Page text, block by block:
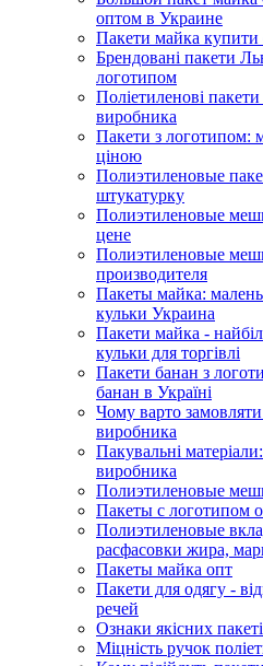
оптом в Украине
Пакети майка
Брендовані пакети
логотипом
Поліетиленові пакети
виробника
Пакети з логотипом:
ціною
Полиэтиленовые
штукатурку
Полиэтиленовые
цене
Полиэтиленовые
производителя
Пакеты майка:
кульки Украина
Пакети майка -
кульки для торгівлі
Пакети банан з
банан в Україні
Чому варто
виробника
Пакувальні
виробника
Полиэтиленовые
Пакеты с логотипом
Полиэтиленовые
расфасовки жира,
Пакеты майка опт
Пакети для одягу -
речей
Ознаки якісних
Міцність ручок